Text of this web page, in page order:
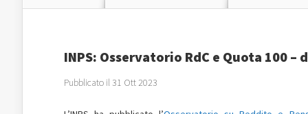
INPS: Osservatorio RdC e Quota 100
Pubblicato il 31 Ott 2023